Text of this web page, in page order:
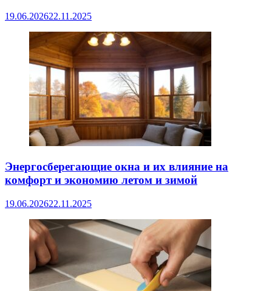
19.06.202622.11.2025
Энергосберегающие окна и их влияние на
комфорт и экономию летом и зимой
19.06.202622.11.2025